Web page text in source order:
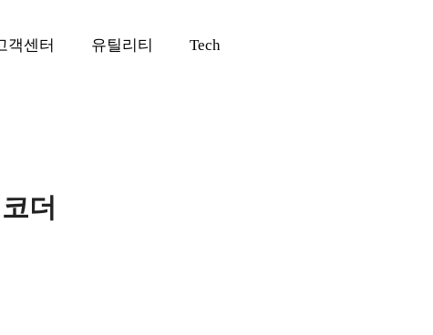
객센터 유틸리티 Tech
더